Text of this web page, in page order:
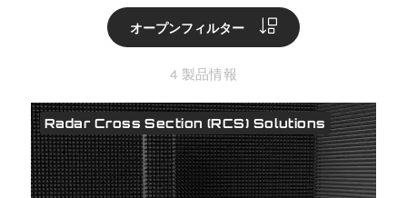
オープンフィルター
4 製品情報
Radar Cross Section (RCS) Solutions